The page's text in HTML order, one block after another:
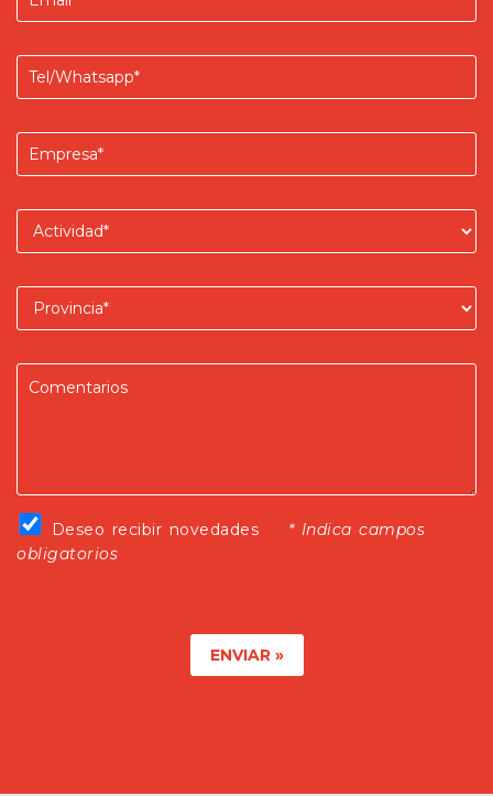
Teléfono/Whatsapp
Empresa
Actividad
Provincia
Deseo recibir novedades
Deseo recibir novedades
* Indica campos
obligatorios
ENVIAR »